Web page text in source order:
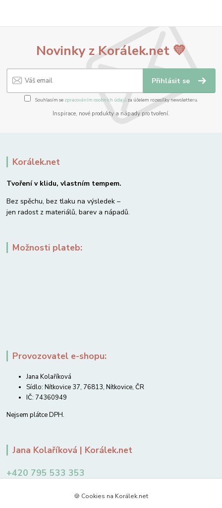
Novinky z Korálek.net 💛
Přihlásit se
Souhlasím se zpracováním osobních údajůza účelem rozesílky newsletteru.
Inspirace, nové produkty a nápady pro tvoření.
Korálek.net
Tvoření v klidu, vlastním tempem.
Bez spěchu, bez tlaku na výsledek –
jen radost z materiálů, barev a nápadů.
Možnosti plateb:
Provozovatel e-shopu:
Jana Kolaříková
Sídlo: Nítkovice 37, 76813, Nítkovice, ČR
IČ: 74360949
Nejsem plátce DPH.
Jana Kolaříková | Korálek.net
+420 795 533 353
🍪 Cookies na Korálek.net